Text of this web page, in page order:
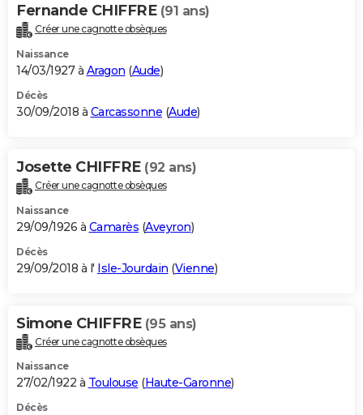
Fernande CHIFFRE (91 ans)
Créer une cagnotte obsèques
Naissance
14/03/1927 à Aragon (Aude)
Décès
30/09/2018 à Carcassonne (Aude)
Josette CHIFFRE (92 ans)
Créer une cagnotte obsèques
Naissance
29/09/1926 à Camarès (Aveyron)
Décès
29/09/2018 à l' Isle-Jourdain (Vienne)
Simone CHIFFRE (95 ans)
Créer une cagnotte obsèques
Naissance
27/02/1922 à Toulouse (Haute-Garonne)
Décès